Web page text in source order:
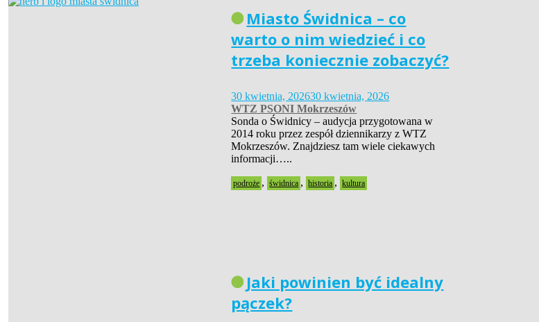
Miasto Świdnica – co
warto o nim wiedzieć i co
trzeba koniecznie zobaczyć?
30 kwietnia, 202630 kwietnia, 2026
WTZ PSONI Mokrzeszów
Sonda o Świdnicy – audycja przygotowana w
2014 roku przez zespół dziennikarzy z WTZ
Mokrzeszów. Znajdziesz tam wiele ciekawych
informacji…..
podroże , świdnica , historia , kultura
Jaki powinien być idealny
pączek?